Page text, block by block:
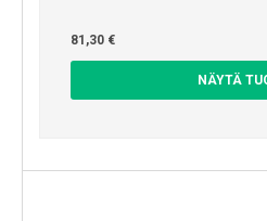
81,30 €
NÄYTÄ